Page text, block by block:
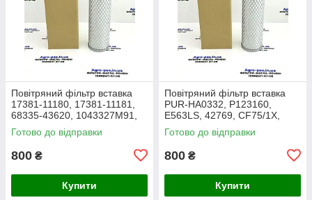
Повітряний фільтр вставка
17381-11180, 17381-11181,
68335-43620, 1043327M91,
3438717M1, 1909138,
86504143, PA2489, MD-7134
Готово до відправки
800 ₴
Купити
Повітряний фільтр вставка
PUR-HA0332, P123160,
E563LS, 42769, CF75/1X,
27.016.00, AF1966,
1043327M91, Y05761310,
Готово до відправки
800 ₴
Купити